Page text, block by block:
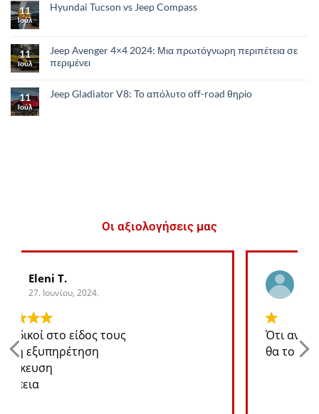
11
Ιούλ
Hyundai Tucson vs Jeep Compass
11
Ιούλ
Jeep Avenger 4×4 2024: Μια πρωτόγνωρη περιπέτεια σε
περιμένει
11
Ιούλ
Jeep Gladiator V8: Το απόλυτο οff-road θηρίο
Οι αξιολογήσεις μας
27. Ιουνίου, 2024.
Ότι ανταλλακτικό χρειάζομαι για το jeep
θα το βρω σε καλή τιμή